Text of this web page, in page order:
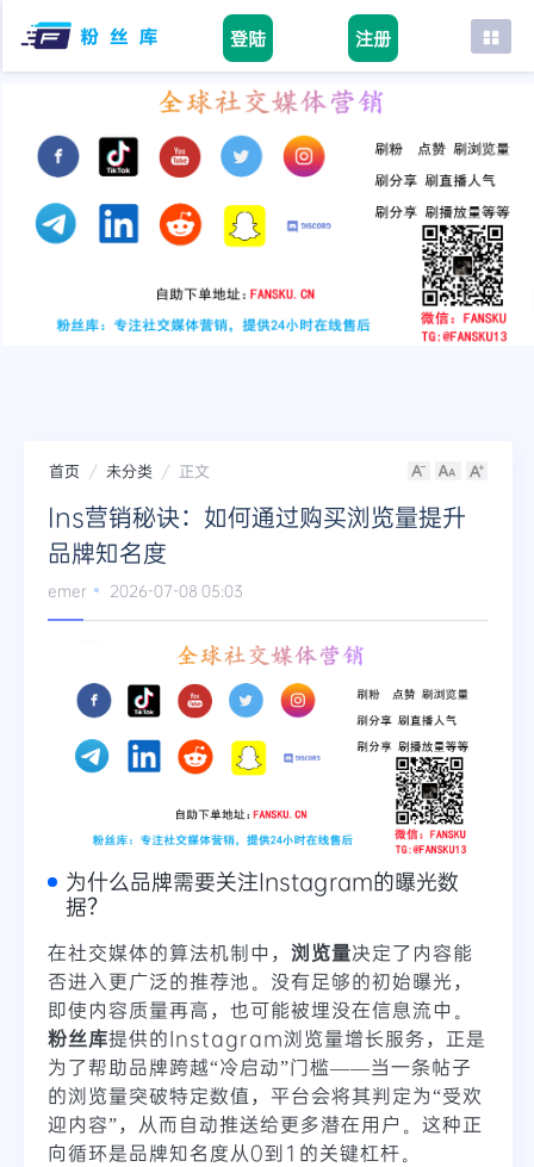
登陆 注册
首页
tiktok
youtube
instagram
首页 未分类 正文
Ins营销秘诀：如何通过购买浏览量提升
品牌知名度
emer 2026-07-08 05:03
为什么品牌需要关注Instagram的曝光数
据？
在社交媒体的算法机制中， 浏览量决定了内容能
否进入更广泛的推荐池。没有足够的初始曝光，
即使内容质量再高，也可能被埋没在信息流中。
粉丝库提供的Instagram浏览量增长服务，正是
为了帮助品牌跨越“冷启动”门槛——当一条帖子
的浏览量突破特定数值，平台会将其判定为“受欢
迎内容”，从而自动推送给更多潜在用户。这种正
向循环是品牌知名度从0到1的关键杠杆。